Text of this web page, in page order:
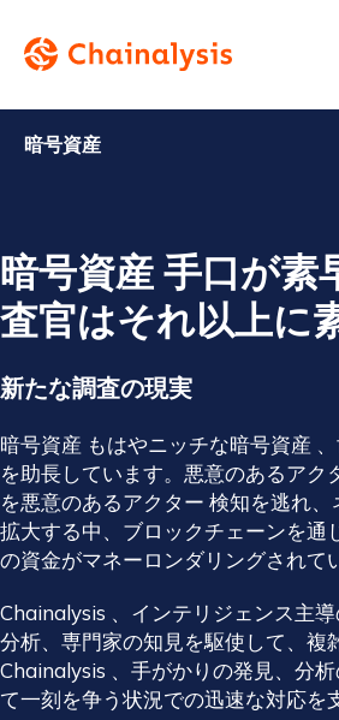
暗号資産
暗号資産 手口が素
査官はそれ以上に
新たな調査の現実
暗号資産 もはやニッチな暗号資産
を助長しています。悪意のあるアク
を悪意のあるアクター 検知を逃れ
拡大する中、ブロックチェーンを通
の資金がマネーロンダリングされて
Chainalysis 、インテリジェンス主
分析、専門家の知見を駆使して、複
Chainalysis 、手がかりの発見、分
て一刻を争う状況での迅速な対応を